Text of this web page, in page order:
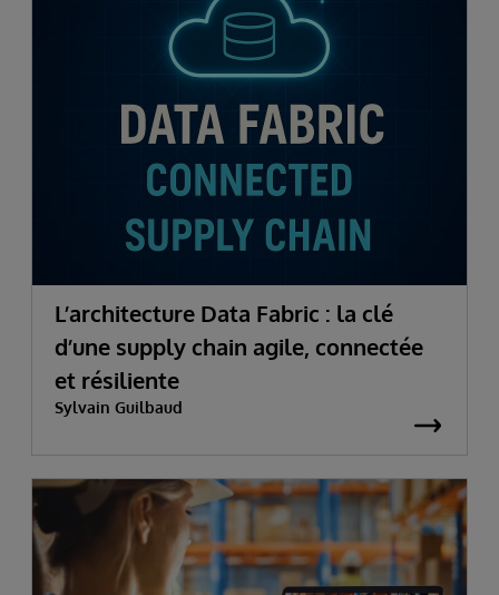
L’architecture Data Fabric : la clé
d’une supply chain agile, connectée
et résiliente
Sylvain Guilbaud